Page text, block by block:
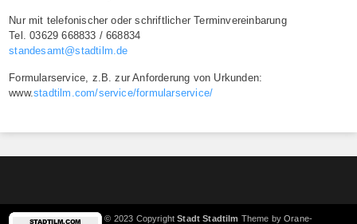
Nur mit telefonischer oder schriftlicher Terminvereinbarung
Tel. 03629 668833 / 668834
standesamt@stadtilm.de
Formularservice, z.B. zur Anforderung von Urkunden:
www.stadtilm.com/service/formularservice/
© 2023 CopyrightStadt Stadtilm Theme byOrane-